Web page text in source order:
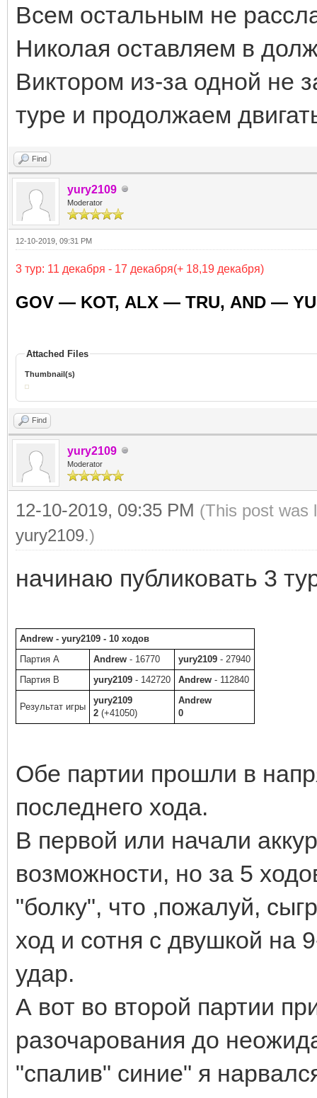
Всем остальным не
Николая оставляем в
Виктором из-за одной не
туре и продолжаем
Find
yury2109
Moderator
12-10-2019, 09:31 PM
3 тур: 11 декабря - 17 декабря(+ 18,19 декабря)
GOV — KOT, ALX — TRU, AND —
Attached Files
Thumbnail(s)
Find
yury2109
Moderator
12-10-2019, 09:35 PM (This post was
yury2109.)
начинаю публиковать 3
Andrew - yury2109 - 10 ходов
Партия A
Andrew - 16770 yury2109 - 27940
Партия B
yury2109 - 142720 Andrew - 112840
Результат игры
yury2109
2 (+41050)
Andrew
0
Обе партии прошли в
последнего хода.
В первой или начали
возможности, но за 5
"болку", что ,пожалуй,
ход и сотня с двушкой на
удар.
А вот во второй партии
разочарования до
"спалив" синие" я